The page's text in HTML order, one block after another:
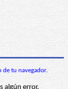
de tu navegador.
algún error.